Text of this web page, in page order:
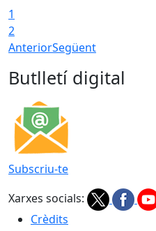
1
2
AnteriorSegüent
Butlletí digital
Subscriu-te
Xarxes socials:
Crèdits